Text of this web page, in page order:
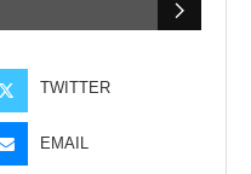
TWITTER
EMAIL